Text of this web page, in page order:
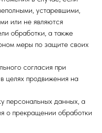
устаревшими,
или не являются
обработки, а также
меры по защите своих
согласия при
целях продвижения на
персональных данных, а
о прекращении обработки